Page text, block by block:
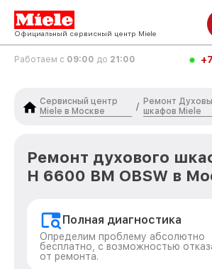
Официальный сервисный центр Miele
Работаем с 09:00 до 21:00
Сервисный центр
Miele в Москве
/
Ремонт
шкафов Miele
Ремонт духового
H 6600 BM OBSW в
Полная диагностика
Определим проблему абсолютно
бесплатно, с возможностью
от ремонта.